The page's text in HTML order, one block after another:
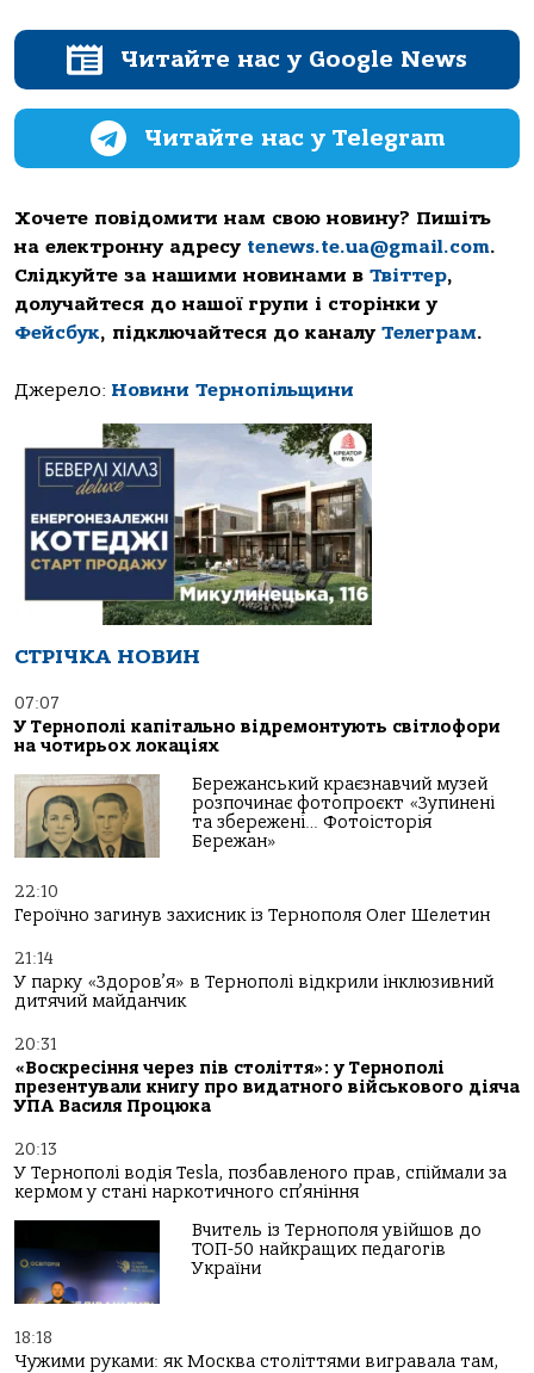
Читайте нас у Google News
Читайте нас у Telegram
Хочете повідомити нам свою новину? Пишіть
на електронну адресу tenews.te.ua@gmail.com.
Слідкуйте за нашими новинами в Твіттер,
долучайтеся до нашої групи і сторінки у
Фейсбук, підключайтеся до каналу Телеграм.
Джерело: Новини Тернопільщини
СТРІЧКА НОВИН
07:07
У Тернополі капітально відремонтують світлофори
на чотирьох локаціях
Бережанський краєзнавчий музей
розпочинає фотопроєкт «Зупинені
та збережені… Фотоісторія
Бережан»
22:10
Героїчно загинув захисник із Тернополя Олег Шелетин
21:14
У парку «Здоров’я» в Тернополі відкрили інклюзивний
дитячий майданчик
20:31
«Воскресіння через пів століття»: у Тернополі
презентували книгу про видатного військового діяча
УПА Василя Процюка
20:13
У Тернополі водія Tesla, позбавленого прав, спіймали за
кермом у стані наркотичного сп’яніння
Вчитель із Тернополя увійшов до
ТОП-50 найкращих педагогів
України
18:18
Чужими руками: як Москва століттями вигравала там,